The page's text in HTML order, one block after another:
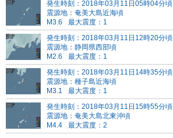
発生時刻：2018年03月11日05時04分頃
震源地：奄美大島近海頃
M3.6
最大震度：1
発生時刻：2018年03月11日12時20分頃
震源地：静岡県西部頃
M2.6
最大震度：1
発生時刻：2018年03月11日14時35分頃
震源地：種子島近海頃
M3.1
最大震度：1
発生時刻：2018年03月11日15時55分頃
震源地：奄美大島北東沖頃
M4.4
最大震度：2